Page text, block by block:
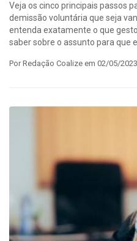
Veja os cinco principais passos
demissão voluntária que seja
entenda exatamente o que
saber sobre o assunto para que
Por Redação Coalize em 02/05/2023